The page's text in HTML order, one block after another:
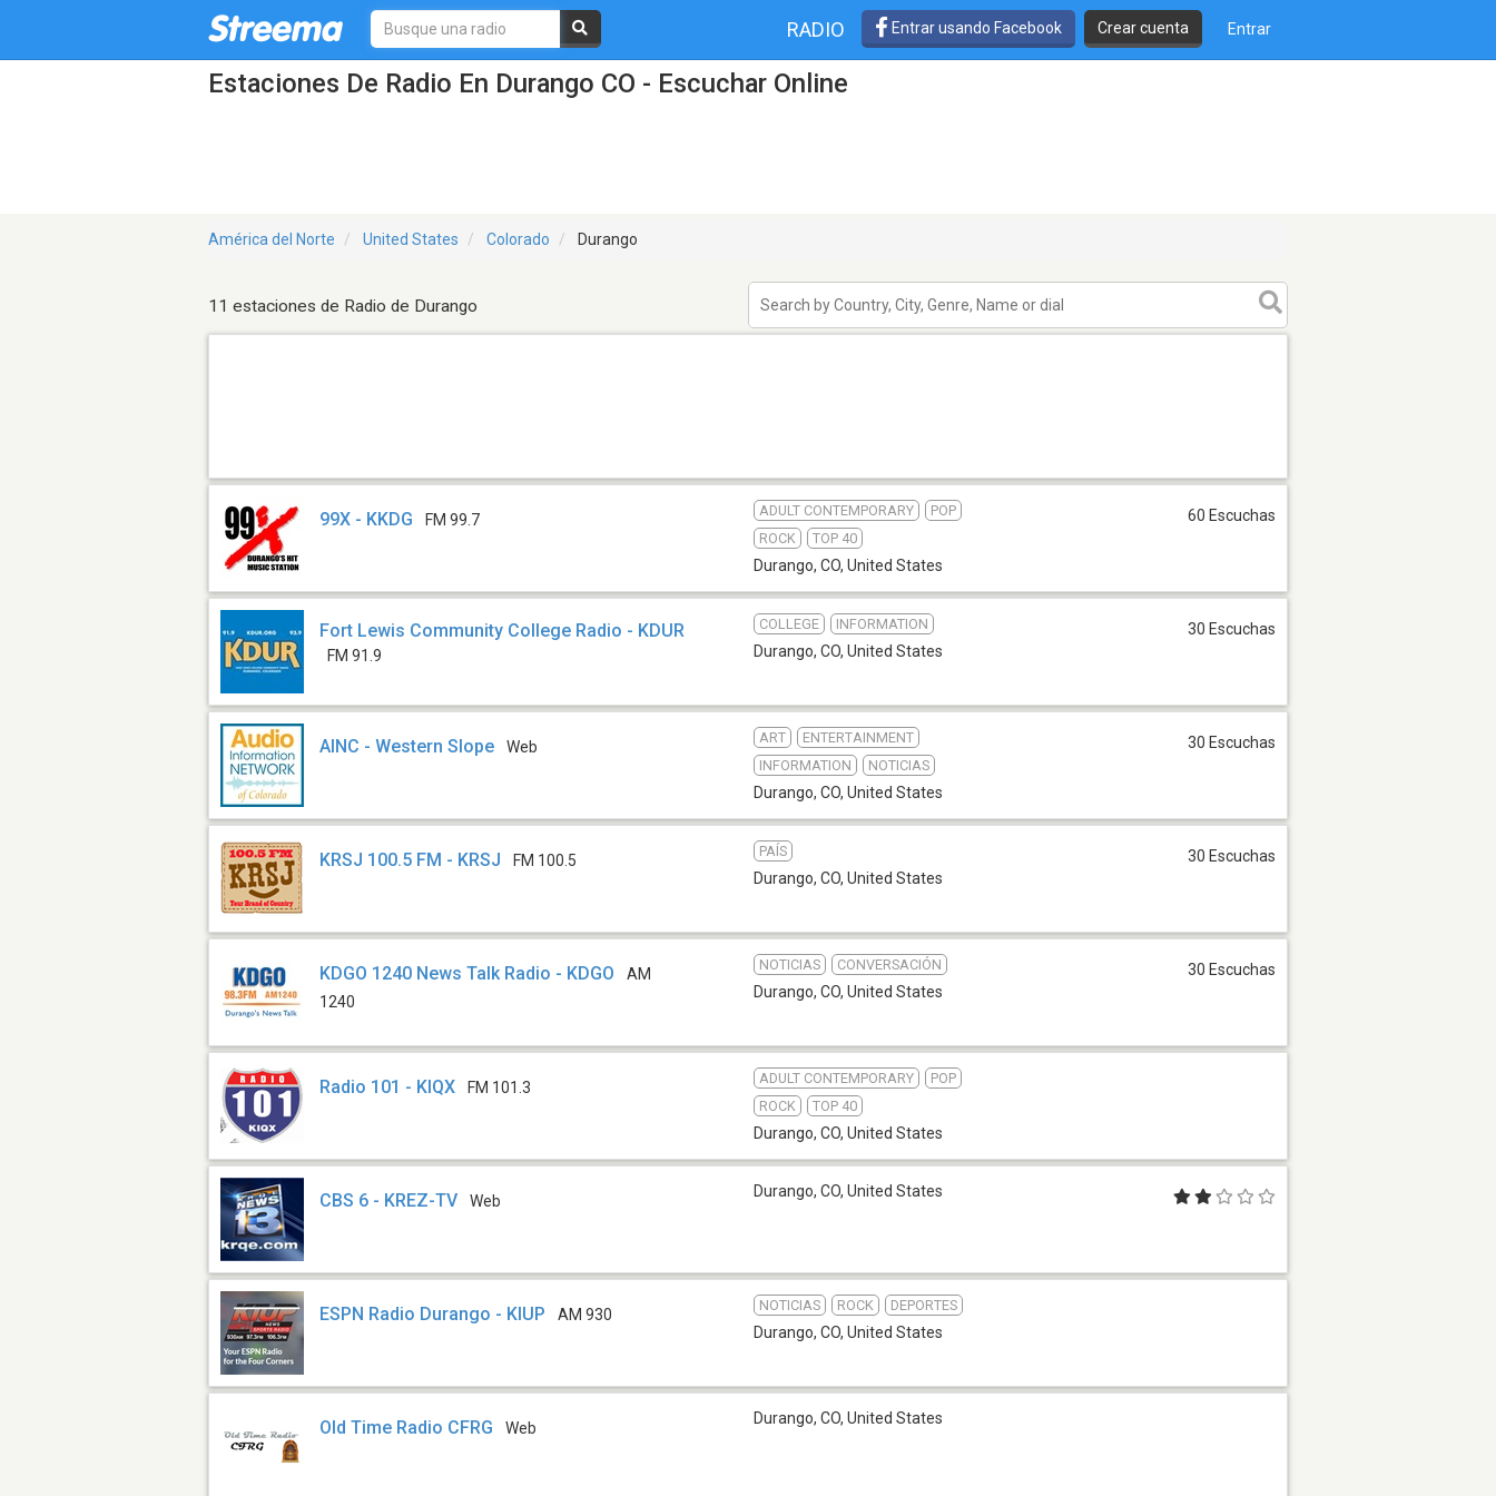
RADIO Entrar usando Facebook Crear cuenta Entrar
Estaciones De Radio En Durango CO - Escuchar Online
América del Norte United States Colorado Durango
11 estaciones de Radio de Durango
99X - KKDG FM 99.7
ADULT CONTEMPORARY
POP
ROCK
TOP 40
Durango, CO, United States
60 Escuchas
Fort Lewis Community College Radio - KDUR
FM 91.9
COLLEGE INFORMATION
Durango, CO, United States
30 Escuchas
AINC - Western Slope Web
ART
ENTERTAINMENT
INFORMATION
NOTICIAS
Durango, CO, United States
30 Escuchas
KRSJ 100.5 FM - KRSJ FM 100.5
PAÍS
Durango, CO, United States
30 Escuchas
KDGO 1240 News Talk Radio - KDGO
AM
1240
NOTICIAS CONVERSACIÓN
Durango, CO, United States
30 Escuchas
Radio 101 - KIQX FM 101.3
ADULT CONTEMPORARY
POP
ROCK
TOP 40
Durango, CO, United States
CBS 6 - KREZ-TV Web
Durango, CO, United States
ESPN Radio Durango - KIUP AM 930
NOTICIAS ROCK DEPORTES
Durango, CO, United States
Old Time Radio CFRG Web
Durango, CO, United States